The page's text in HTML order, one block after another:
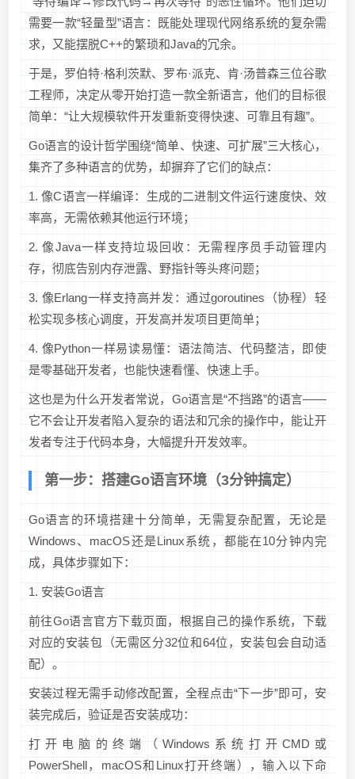
需要一款“轻量型”语言：既能处理现代网络系统的复杂需
求，又能摆脱C++的繁琐和Java的冗余。
于是，罗伯特·格利茨默、罗布·派克、肯·汤普森三位谷歌
工程师，决定从零开始打造一款全新语言，他们的目标很
简单：“让大规模软件开发重新变得快速、可靠且有趣”。
Go语言的设计哲学围绕“简单、快速、可扩展”三大核心，
集齐了多种语言的优势，却摒弃了它们的缺点：
1. 像C语言一样编译：生成的二进制文件运行速度快、效
率高，无需依赖其他运行环境；
2. 像Java一样支持垃圾回收：无需程序员手动管理内
存，彻底告别内存泄露、野指针等头疼问题；
3. 像Erlang一样支持高并发：通过goroutines（协程）轻
松实现多核心调度，开发高并发项目更简单；
4. 像Python一样易读易懂：语法简洁、代码整洁，即使
是零基础开发者，也能快速看懂、快速上手。
这也是为什么开发者常说，Go语言是“不挡路”的语言——
它不会让开发者陷入复杂的语法和冗余的操作中，能让开
发者专注于代码本身，大幅提升开发效率。
第一步：搭建Go语言环境（3分钟搞定）
Go语言的环境搭建十分简单，无需复杂配置，无论是
Windows、macOS还是Linux系统，都能在10分钟内完
成，具体步骤如下：
1. 安装Go语言
前往Go语言官方下载页面，根据自己的操作系统，下载
对应的安装包（无需区分32位和64位，安装包会自动适
配）。
安装过程无需手动修改配置，全程点击“下一步”即可，安
装完成后，验证是否安装成功：
打开电脑的终端（Windows系统打开CMD或
PowerShell，macOS和Linux打开终端），输入以下命